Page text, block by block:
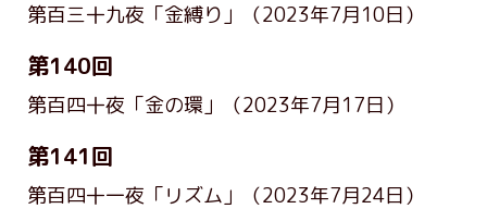
第百三十九夜「金縛り」 （2023年7月10日）
第140回
第百四十夜「金の環」 （2023年7月17日）
第141回
第百四十一夜「リズム」 （2023年7月24日）